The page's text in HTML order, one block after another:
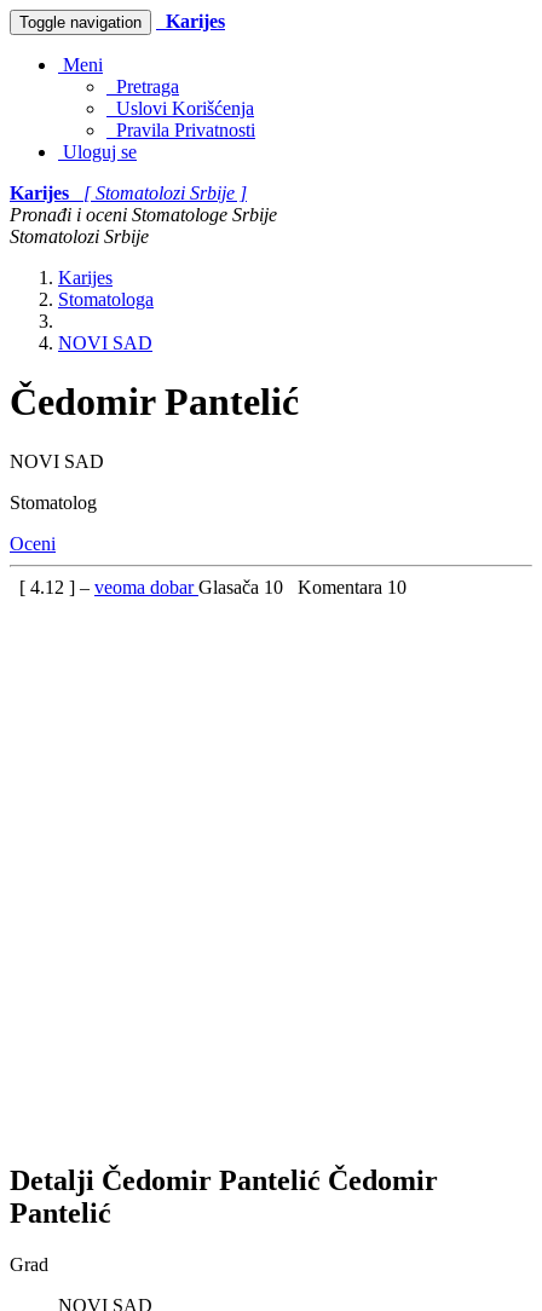
Toggle navigation Karijes
Meni
Pretraga
Uslovi Korišćenja
Pravila Privatnosti
Uloguj se
Karijes
[ Stomatolozi Srbije ]
Pronađi i oceni Stomatologe Srbije
Stomatolozi Srbije
Karijes
Stomatologa
NOVI SAD
Čedomir Pantelić
NOVI SAD
Stomatolog
Oceni
[ 4.12 ] – veoma dobarGlasača 10 Komentara 10
Detalji Čedomir Pantelić Čedomir
Pantelić
Grad
NOVI SAD